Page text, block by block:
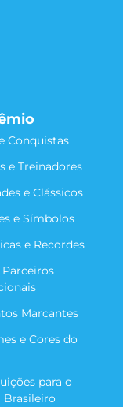
Conquistas
e Treinadores
e Clássicos
e Símbolos
e Recordes
Parceiros
Marcantes
e Cores do
para o
Brasileiro